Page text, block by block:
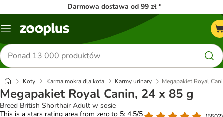
Darmowa dostawa od 99 zł *
Menu
Szukaj
produktów
Koty Karma mokra dla kota Karmy urinary Megapakiet Royal
Megapakiet Royal Canin, 24 x 85 g
Breed British Shorthair Adult w sosie
This is a stars rating area from zero to 5: 4.5/5